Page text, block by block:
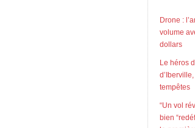
Drone :
volume
dollars
Le héros
tempêtes
“Un vol
bien